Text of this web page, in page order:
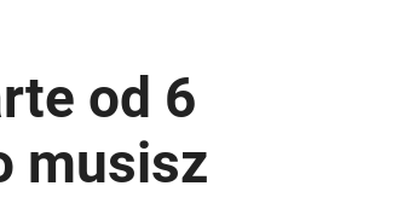
od 6
musisz